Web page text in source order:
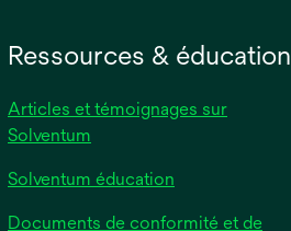
Ressources & éducation
Articles et témoignages sur
Solventum
Solventum éducation
Documents de conformité et de